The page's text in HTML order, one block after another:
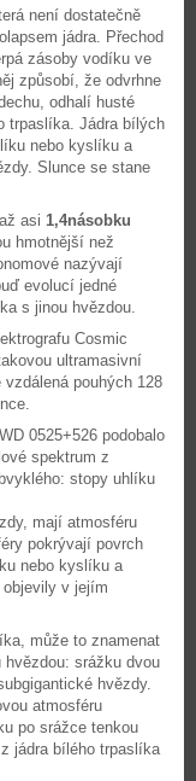
není dostatečně
jádra. Přechod
zásoby vodíku ve
způsobí, že odvrhne
odhalí husté
trpaslíka. Jádra bílých
nebo kyslíku a
Slunce se stane
asi 1,4násobku
hmotnější než
nazývají
evolucí jedné
s jinou hvězdou.
Cosmic
ultramasivní
vzdálená pouhých 128
0525+526 podobalo
spektrum z
stopy uhlíku
mají atmosféru
pokrývají povrch
nebo kyslíku a
v jejím
může to znamenat
srážku dvou
hvězdy.
atmosféru
po srážce tenkou
jádra bílého trpaslíka